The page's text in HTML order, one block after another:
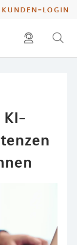
kunden-login